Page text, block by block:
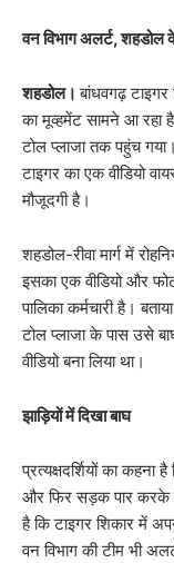
वन विभाग अलर्ट, शहडोल
शहडोल।बांधवगढ़
का मूव्हमेंट सामने आ रहा
टोल प्लाजा तक पहुंच
टाइगर का एक वीडियो
मौजूदगी है।
शहडोल-रीवा मार्ग में
इसका एक वीडियो और
पालिका कर्मचारी है।
टोल प्लाजा के पास उसे
वीडियो बना लिया था।
झाड़ियों में दिखा बाघ
प्रत्यक्षदर्शियों का
और फिर सड़क पार करके
है कि टाइगर शिकार में
वन विभाग की टीम भी